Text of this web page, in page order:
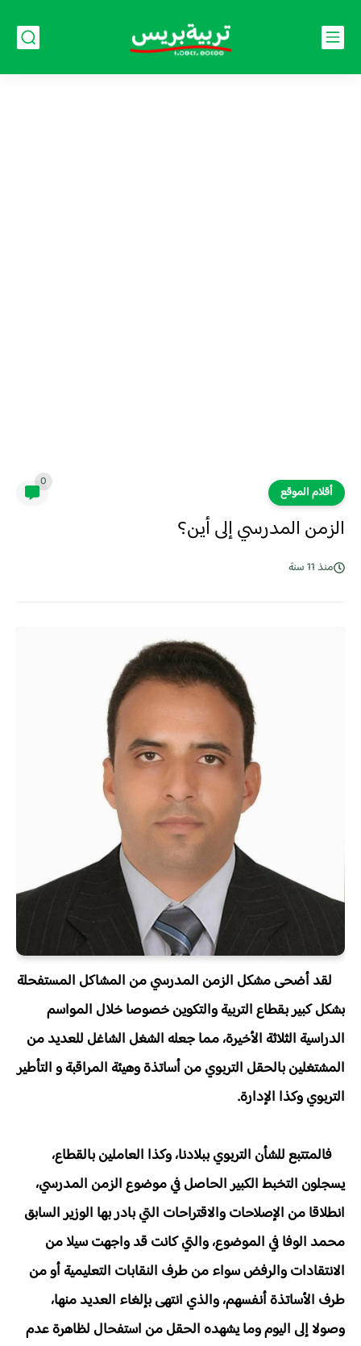
أقلام الموقع
0
الزمن المدرسي إلى أين؟
منذ 11 سنة
لقد أضحى مشكل الزمن المدرسي من المشاكل المستفحلة
بشكل كبير بقطاع التربية والتكوين خصوصا خلال المواسم
الدراسية الثلاثة الأخيرة، مما جعله الشغل الشاغل للعديد من
المشتغلين بالحقل التربوي من أساتذة وهيئة المراقبة و التأطير
التربوي وكذا الإدارة.
فالمتتبع للشأن التربوي ببلادنا، وكذا العاملين بالقطاع،
يسجلون التخبط الكبير الحاصل في موضوع الزمن المدرسي،
انطلاقا من الإصلاحات والاقتراحات التي بادر بها الوزير السابق
محمد الوفا في الموضوع، والتي كانت قد واجهت سيلا من
الانتقادات والرفض سواء من طرف النقابات التعليمية أو من
طرف الأساتذة أنفسهم، والذي انتهى بإلغاء العديد منها،
وصولا إلى اليوم وما يشهده الحقل من استفحال لظاهرة عدم